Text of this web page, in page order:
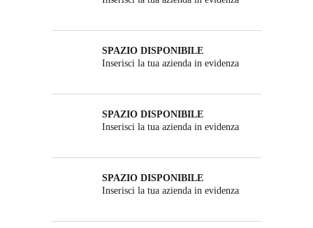
SPAZIO DISPONIBILE
Inserisci la tua azienda in evidenza
SPAZIO DISPONIBILE
Inserisci la tua azienda in evidenza
SPAZIO DISPONIBILE
Inserisci la tua azienda in evidenza